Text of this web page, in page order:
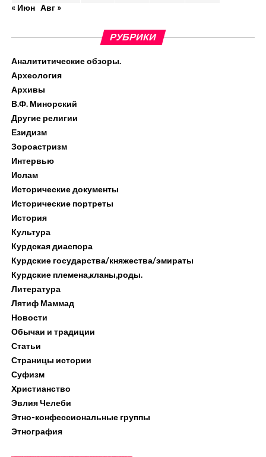
« Июн Авг »
РУБРИКИ
Аналититические обзоры.
Археология
Архивы
В.Ф. Минорский
Другие религии
Езидизм
Зороастризм
Интервью
Ислам
Исторические документы
Исторические портреты
История
Культура
Курдская диаспора
Курдские государства/княжества/эмираты
Курдские племена,кланы,роды.
Литература
Лятиф Маммад
Новости
Обычаи и традиции
Статьи
Страницы истории
Суфизм
Христианство
Эвлия Челеби
Этно-конфессиональные группы
Этнография